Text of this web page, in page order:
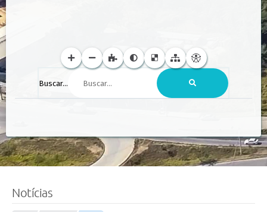
Buscar...
Notícias